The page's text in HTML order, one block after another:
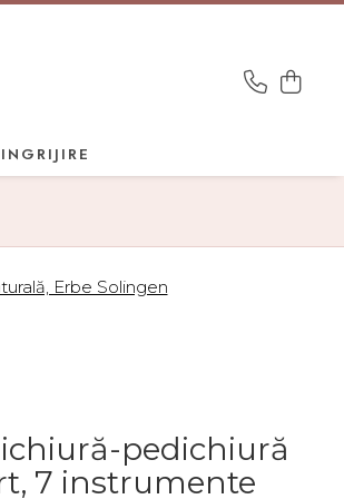
Erbe Solingen
pedichiură
7 instrumente